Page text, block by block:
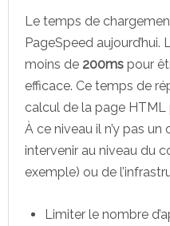
Le temps de
PageSpeed
moins de 200ms pour
efficace. Ce temps de
calcul de la page HTML
À ce niveau il n’y pas
intervenir au niveau du
exemple) ou de
Limiter le nombre